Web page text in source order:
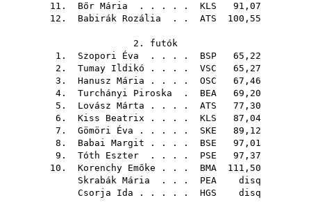
11. Bőr Mária . . . . . KLS 91,07
12. Babirák Rozália . . ATS 100,55
2. futók
1. Szopori Éva . . . . BSP 65,22
2. Tumay Ildikó . . . . VSC 65,27
3. Hanusz Mária . . . . OSC 67,46
4. Turchányi Piroska . BEA 69,20
5. Lovász Márta . . . . ATS 77,30
6. Kiss Beatrix . . . . KLS 87,04
7. Gömöri Éva . . . . . SKE 89,12
8. Babai Margit . . . . BSE 97,01
9. Tóth Eszter . . . . PSE 97,37
10. Korenchy Emőke . . . BMA 111,50
Skrabák Mária . . . PEA disq
Csorja Ida . . . . . HGS disq